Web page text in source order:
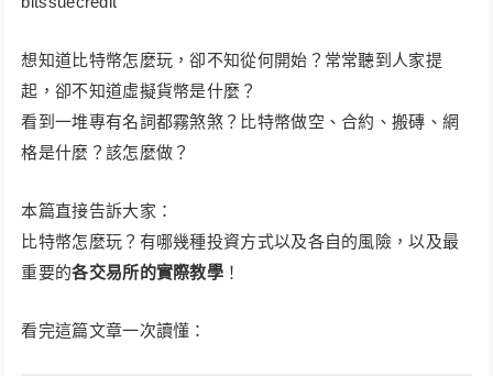
想知道比特幣怎麼玩，卻不知從何開始？常常聽到人家提
起，卻不知道虛擬貨幣是什麼？
看到一堆專有名詞都霧煞煞？比特幣做空、合約、搬磚、網
格是什麼？該怎麼做？
本篇直接告訴大家：
比特幣怎麼玩？有哪幾種投資方式以及各自的風險，以及最
重要的各交易所的實際教學 ！
看完這篇文章一次讀懂：